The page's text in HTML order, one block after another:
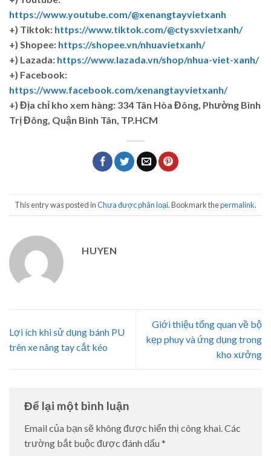
https://www.youtube.com/@xenangtayvietxanh
+) Tiktok: https://www.tiktok.com/@ctysxvietxanh/
+) Shopee: https://shopee.vn/nhuavietxanh/
+) Lazada: https://www.lazada.vn/shop/nhua-viet-xanh/
+) Facebook:
https://www.facebook.com/xenangtayvietxanh/
+) Địa chỉ kho xem hàng: 334 Tân Hòa Đông, Phường Bình
Trị Đông, Quận Bình Tân, TP.HCM
This entry was posted inChưa được phân loại. Bookmark thepermalink.
HUYEN
Lợi ích khi sử dụng bánh PU
trên xe nâng tay cắt kéo
Giới thiệu tổng quan về bộ
kẹp phuy và ứng dụng trong
kho xưởng
Để lại một bình luận
Email của bạn sẽ không được hiển thị công khai.Các
trường bắt buộc được đánh dấu *